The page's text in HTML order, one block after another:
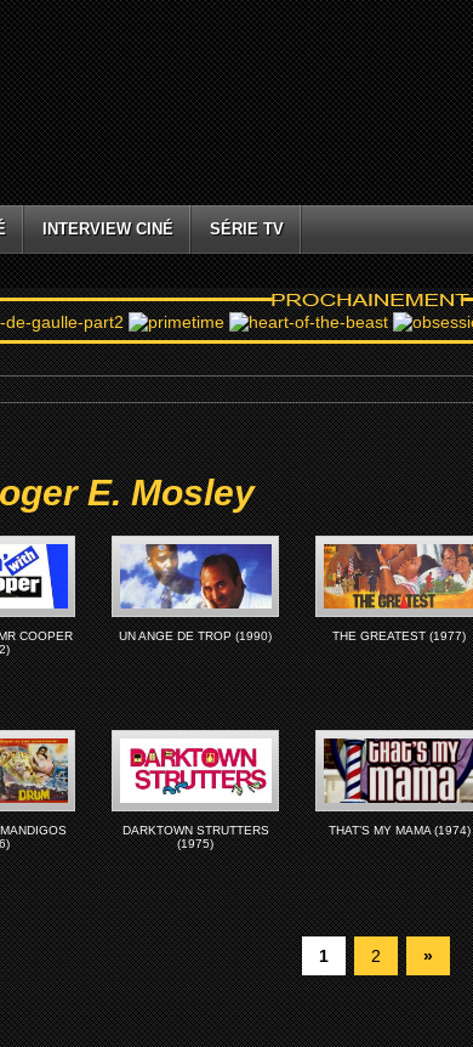
INTERVIEW CINÉ SÉRIE TV
E. Mosley
COOPER
UN ANGE DE TROP (1990) THE GREATEST (1977)
DARKTOWN STRUTTERS
(1975)
THAT’S MY MAMA (1974)
1 2 »